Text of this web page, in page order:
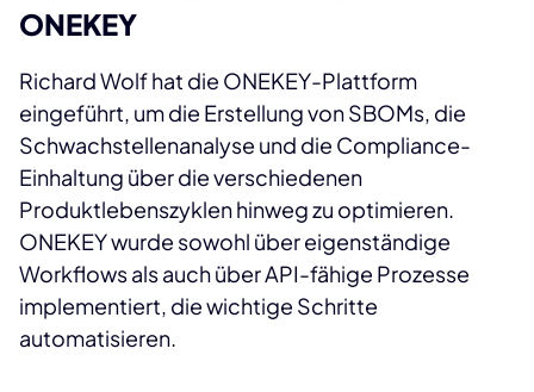
ONEKEY
Richard Wolf hat die ONEKEY-Plattform
eingeführt, um die Erstellung von SBOMs, die
Schwachstellenanalyse und die Compliance-
Einhaltung über die verschiedenen
Produktlebenszyklen hinweg zu optimieren.
ONEKEY wurde sowohl über eigenständige
Workflows als auch über API-fähige Prozesse
implementiert, die wichtige Schritte
automatisieren.